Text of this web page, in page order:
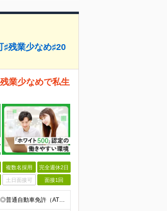
♯残業少なめ♯20
業少なめで私生
複数名採用 完全週休2日
土日面接可 面接1回
≪20代30代活躍＆複数名募集中！/職種・業種未経験大歓迎/第二新卒OK≫ ◎普通自動車免許（AT限定可）をお持ちの方 └お客様先へ訪問するため、問題なく運転ができる方を想定しています。 ◎高卒以上